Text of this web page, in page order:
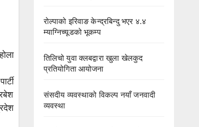
रोल्पाको इरिवाङ केन्द्रबिन्दु भएर ४.४
म्याग्निच्यूडको भूकम्प
तिलिचो युवा क्लबद्वारा खुला खेलकुद
प्रतियोगिता आयोजना
संसदीय व्यवस्थाको विकल्प नयाँ जनवादी
व्यवस्था